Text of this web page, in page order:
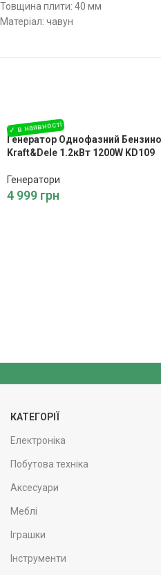
Товщина плити: 40 мм
Матеріал: чавун
Генератор Однофазний
Kraft&Dele 1.2кВт 1200W KD109
Генератори
4 999 грн
КАТЕГОРІЇ
Електроніка
Побутова техніка
Аксесуари
Меблі
Іграшки
Інструменти